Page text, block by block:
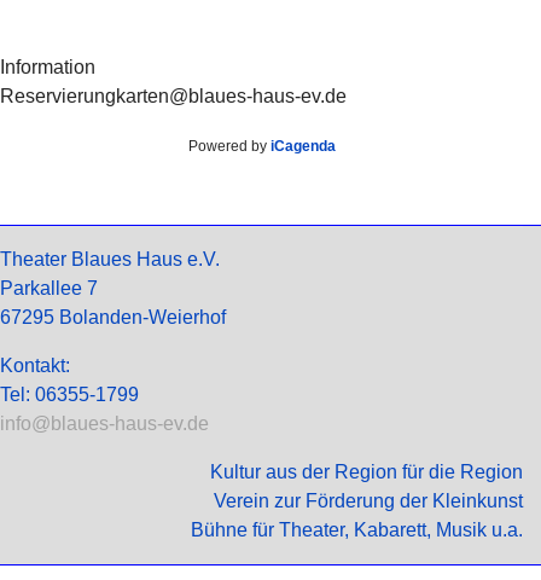
Information
Reservierungkarten@blaues-haus-ev.de
Powered by iCagenda
Theater Blaues Haus e.V.
Parkallee 7
67295 Bolanden-Weierhof
Kontakt:
Tel: 06355-1799
info@blaues-haus-ev.de
Kultur aus der Region für die Region
Verein zur Förderung der Kleinkunst
Bühne für Theater, Kabarett, Musik u.a.